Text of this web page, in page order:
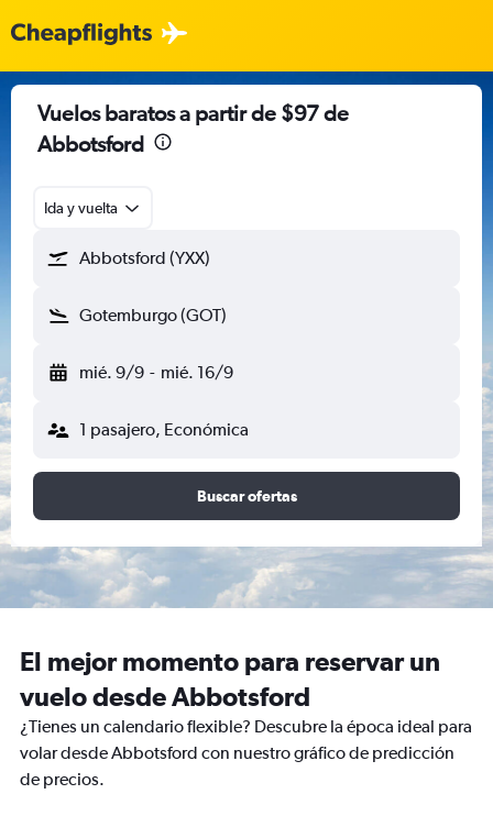
Vuelos baratos a partir de $97 de
Abbotsford
Ida y vuelta
Abbotsford (YXX)
Gotemburgo (GOT)
mié. 9/9 - mié. 16/9
1 pasajero, Económica
Buscar ofertas
El mejor momento para reservar un
vuelo desde Abbotsford
¿Tienes un calendario flexible? Descubre la época ideal para
volar desde Abbotsford con nuestro gráfico de predicción
de precios.